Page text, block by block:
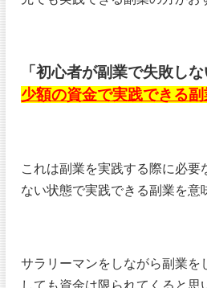
「初心者が副業で失敗しな
少額の資金で実践できる副
これは副業を実践する際に必要
ない状態で実践できる副業を意
サラリーマンをしながら副業を